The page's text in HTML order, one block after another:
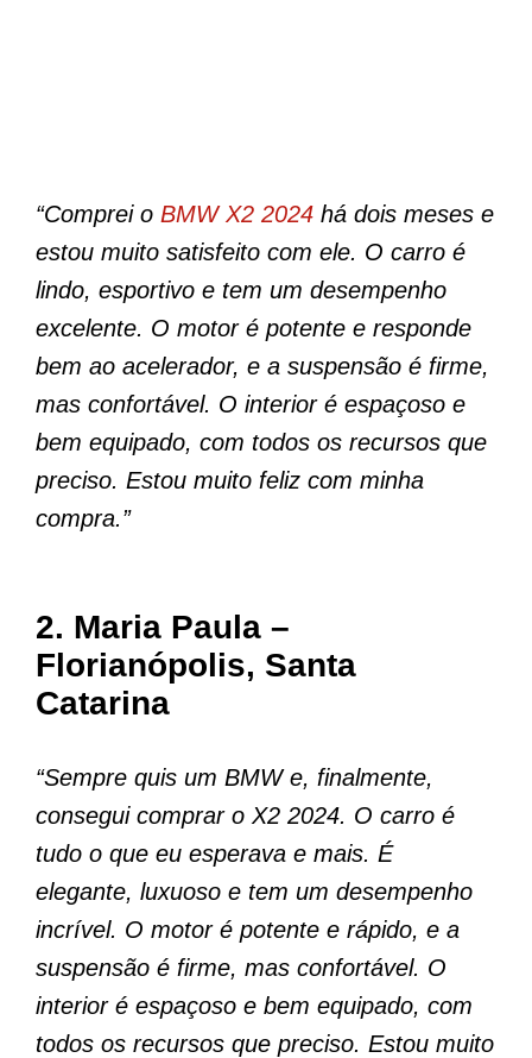
“Comprei o BMW X2 2024 há dois meses e
estou muito satisfeito com ele. O carro é
lindo, esportivo e tem um desempenho
excelente. O motor é potente e responde
bem ao acelerador, e a suspensão é firme,
mas confortável. O interior é espaçoso e
bem equipado, com todos os recursos que
preciso. Estou muito feliz com minha
compra.”
2. Maria Paula –
Florianópolis, Santa
Catarina
“Sempre quis um BMW e, finalmente,
consegui comprar o X2 2024. O carro é
tudo o que eu esperava e mais. É
elegante, luxuoso e tem um desempenho
incrível. O motor é potente e rápido, e a
suspensão é firme, mas confortável. O
interior é espaçoso e bem equipado, com
todos os recursos que preciso. Estou muito